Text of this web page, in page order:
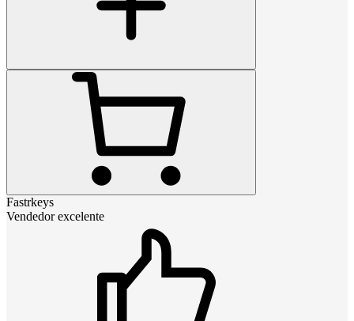
Fastrkeys
Vendedor excelente